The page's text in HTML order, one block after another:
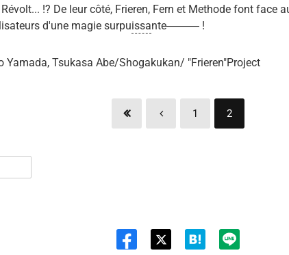
!? De leur côté, Frieren, Fern et Methode font face
d'une magie surpuissante――― !
Yamada, Tsukasa Abe/Shogakukan/ "Frieren"Project
1 2